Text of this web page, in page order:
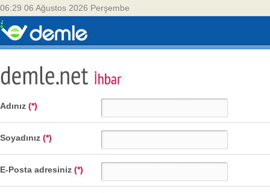
06:29 06 Ağustos 2026 Perşembe
Adınız (*)
Soyadınız (*)
E-Posta adresiniz (*)